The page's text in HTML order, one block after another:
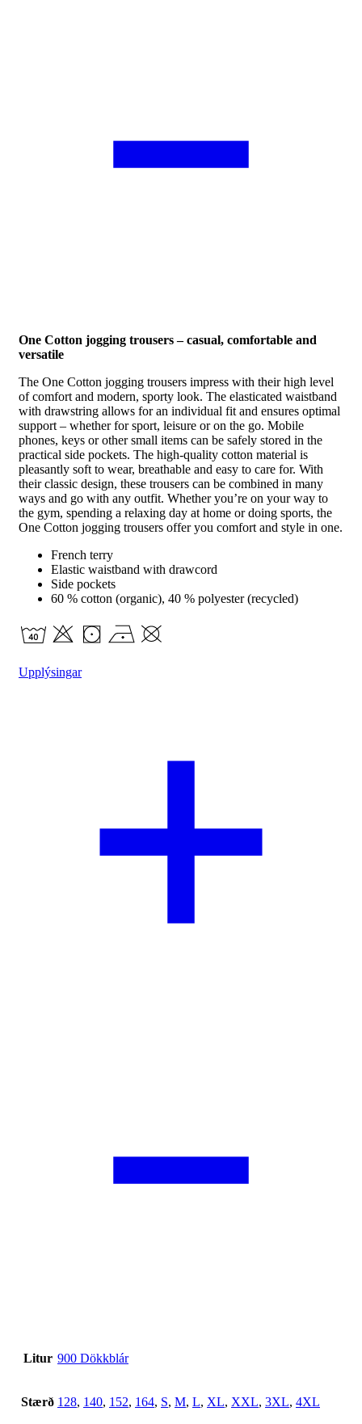
One Cotton jogging trousers – casual, comfortable and
versatile
The One Cotton jogging trousers impress with their high level
of comfort and modern, sporty look. The elasticated waistband
with drawstring allows for an individual fit and ensures optimal
support – whether for sport, leisure or on the go. Mobile
phones, keys or other small items can be safely stored in the
practical side pockets. The high-quality cotton material is
pleasantly soft to wear, breathable and easy to care for. With
their classic design, these trousers can be combined in many
ways and go with any outfit. Whether you’re on your way to
the gym, spending a relaxing day at home or doing sports, the
One Cotton jogging trousers offer you comfort and style in one.
French terry
Elastic waistband with drawcord
Side pockets
60 % cotton (organic), 40 % polyester (recycled)
Upplýsingar
Litur 900 Dökkblár
Stærð 128, 140, 152, 164, S, M, L, XL, XXL, 3XL, 4XL